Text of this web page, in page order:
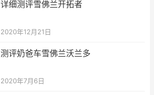
详细测评雪佛兰开拓者
2020年12月21日
测评奶爸车雪佛兰沃兰多
2020年7月6日